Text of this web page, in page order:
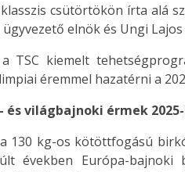
csütörtökön írta alá
elnök és Ungi
TSC kiemelt
éremmel hazatérni a
és világbajnoki érmek
130 kg-os kötöttfogású
években Európa-bajnoki